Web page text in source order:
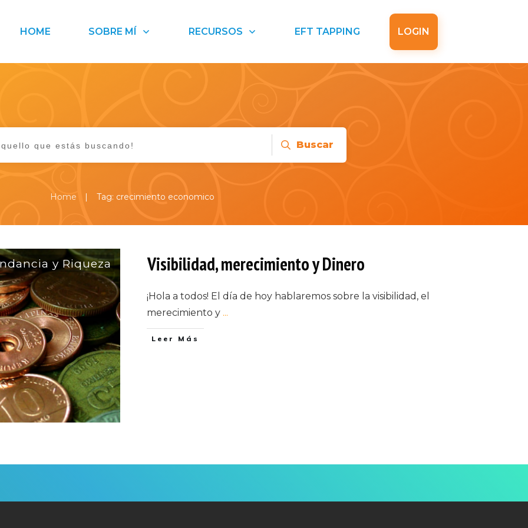
HOME SOBRE MÍ RECURSOS EFT TAPPING LOGIN
Buscar
Home | Tag: crecimiento economico
y Riqueza Visibilidad, merecimiento y Dinero
¡Hola a todos! El día de hoy hablaremos sobre la visibilidad, el
merecimiento y ...
Leer Más